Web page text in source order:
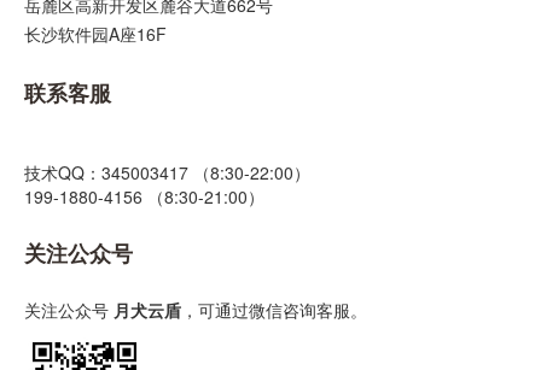
长沙软件园A座16F
联系客服
技术QQ：345003417 （8:30-22:00）
199-1880-4156 （8:30-21:00）
关注公众号
关注公众号 月犬云盾 ，可通过微信咨询客服。